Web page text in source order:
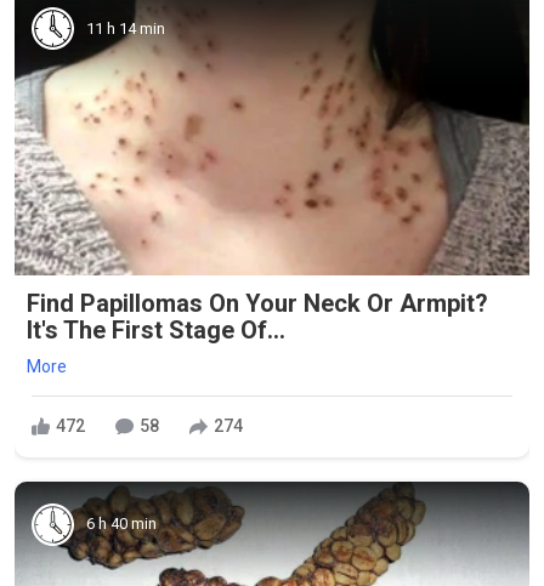
11 h 14 min
Find Papillomas On Your Neck Or Armpit?
It's The First Stage Of...
More
472 58 274
6 h 40 min